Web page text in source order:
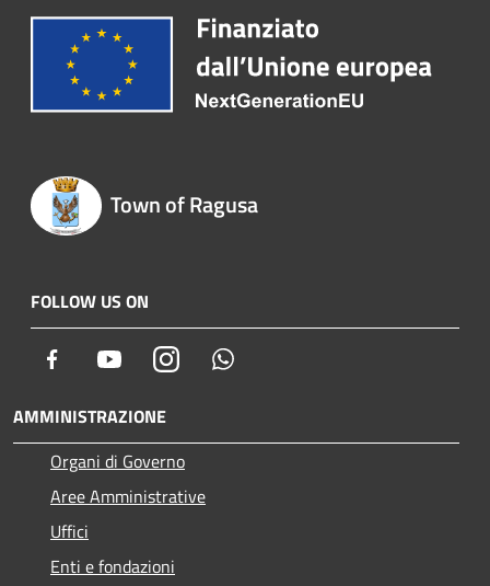
Town of Ragusa
FOLLOW US ON
Facebook YoutubeInstagram
AMMINISTRAZIONE
Organi di Governo
Aree Amministrative
Uffici
Enti e fondazioni